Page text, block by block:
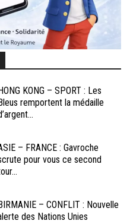
HONG KONG – SPORT : Les
Bleus remportent la médaille
– FRANCE : Gavroche
pour vous ce second
BIRMANIE – CONFLIT : Nouvelle
des Nations Unies